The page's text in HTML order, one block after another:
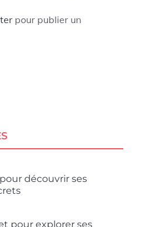
pour publier un
découvrir ses
pour explorer ses